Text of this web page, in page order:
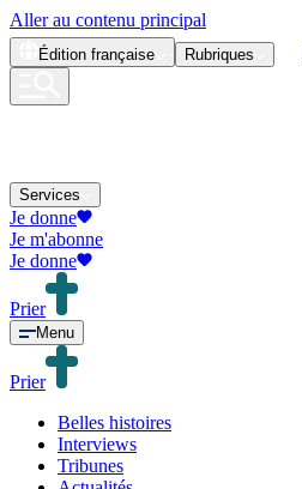
Aller au contenu principal
Édition française Rubriques
Services
Je donne
Je m'abonne
Je donne
Prier
Menu
Prier
Belles histoires
Interviews
Tribunes